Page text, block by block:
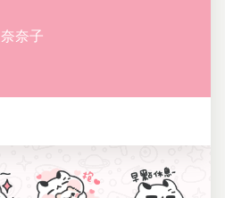
奈奈子